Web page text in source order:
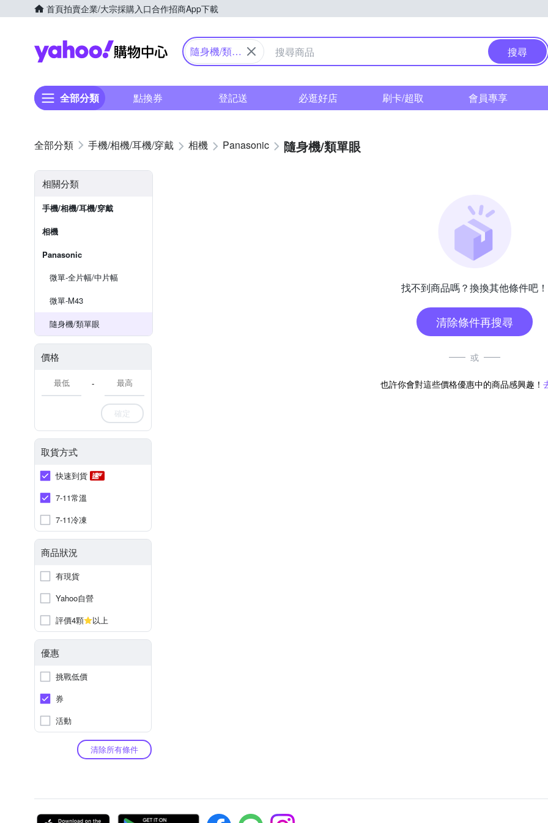
首頁拍賣企業/大宗採購入口合作招商App下載
Yahoo購物中心
隨身機/類單
搜尋
全部分類 點換券 登記送 必逛好店 刷卡/超取 會員專享
手機/相機/耳機/穿戴 相機 Panasonic 隨身機/類單眼
相關分類
手機/相機/耳機/穿戴
相機
Panasonic
微單-全片幅/中片幅
微單-M43
隨身機/類單眼
價格
-
確定
取貨方式
快速到貨
7-11常溫
7-11冷凍
商品狀況
有現貨
Yahoo自營
評價4顆
以上
優惠
挑戰低價
券
活動
清除所有條件
找不到商品嗎？換換其他條件吧！
清除條件再搜尋
或
也許你會對這些價格優惠中的商品感興趣！